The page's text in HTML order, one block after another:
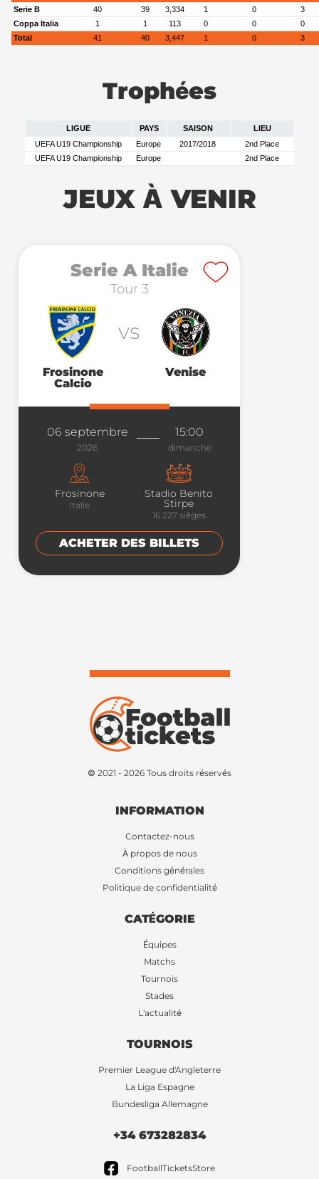
Serie B
40 39 3,334 1 0
3
Coppa Italia
1 1 113 0 0
0
Total
41 40 3,447 1 0 3
Trophées
LIGUE PAYS SAISON
LIEU
UEFA U19 Championship
Europe 2017/2018
2nd Place
UEFA U19 Championship
Europe 2nd Place
JEUX À VENIR
Serie A Italie
Tour 3
Frosinone
Calcio
vs
Venise
06 septembre
2026
15:00
dimanche
Frosinone
Italie
Stadio Benito
Stirpe
16 227 sièges
ACHETER DES BILLETS
© 2021 - 2026 Tous droits réservés
INFORMATION
Contactez-nous
À propos de nous
Conditions générales
Politique de confidentialité
CATÉGORIE
Équipes
Matchs
Tournois
Stades
L'actualité
TOURNOIS
Premier League d'Angleterre
La Liga Espagne
Bundesliga Allemagne
+34 673282834
FootballTicketsStore